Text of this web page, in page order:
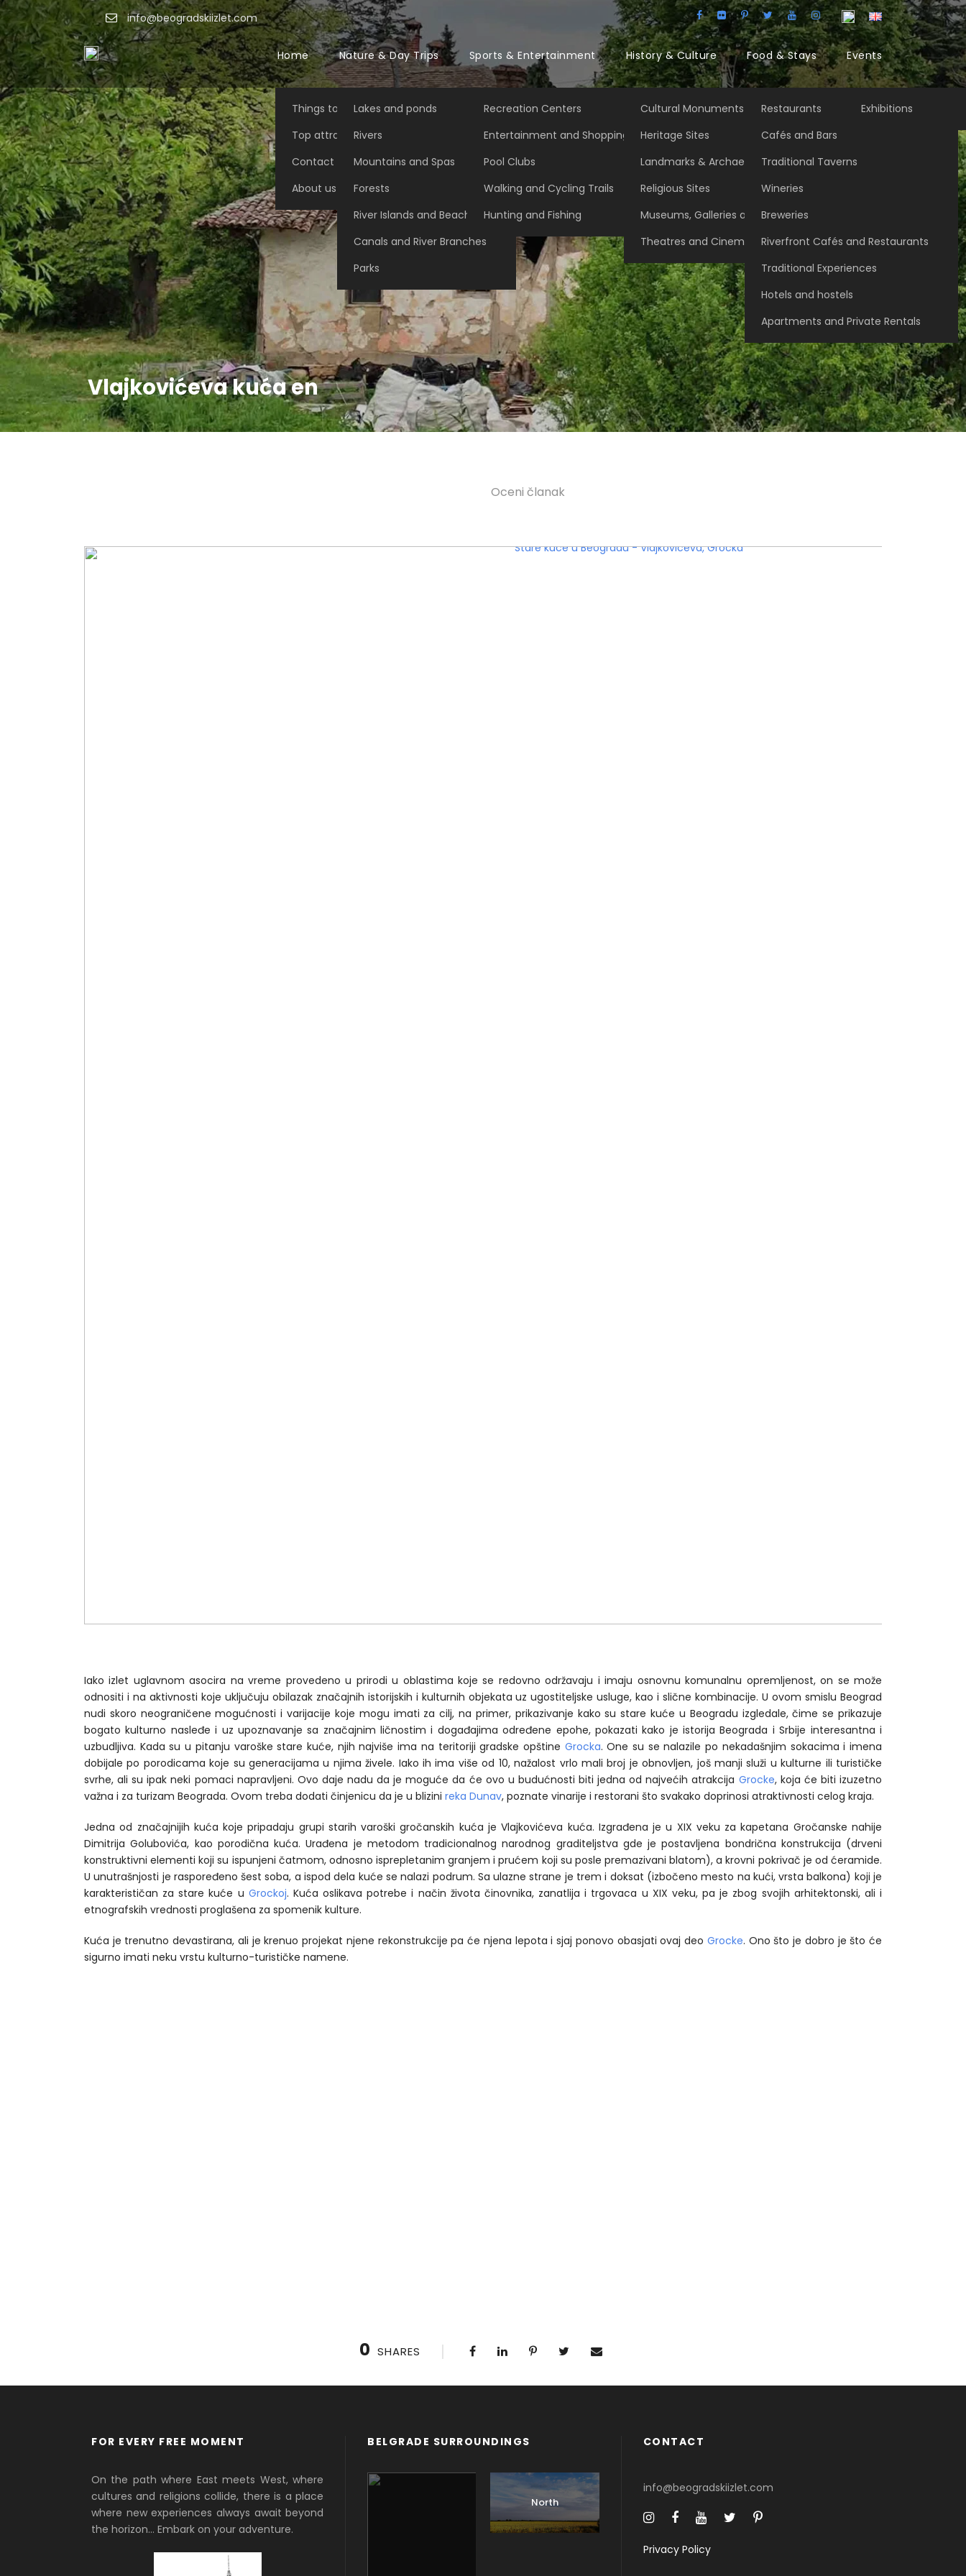
info@beogradskiizlet.com
Home
Things to Do in Belgrade
Top attractions in Belgrade
Contact
About us
Nature & Day Trips
Lakes and ponds
Rivers
Mountains and Spas
Forests
River Islands and Beaches
Canals and River Branches
Parks
Sports & Entertainment
Recreation Centers
Entertainment and Shopping
Pool Clubs
Walking and Cycling Trails
Hunting and Fishing
History & Culture
Cultural Monuments
Heritage Sites
Landmarks & Archaeology
Religious Sites
Museums, Galleries and Cultural Centers
Theatres and Cinemas
Food & Stays
Restaurants
Cafés and Bars
Traditional Taverns
Wineries
Breweries
Riverfront Cafés and Restaurants
Traditional Experiences
Hotels and hostels
Apartments and Private Rentals
Events
Exhibitions
Vlajkovićeva kuća en
Oceni članak
Iako izlet uglavnom asocira na vreme provedeno u prirodi u oblastima koje se redovno održavaju i imaju osnovnu komunalnu opremljenost, on se može
odnositi i na aktivnosti koje uključuju obilazak značajnih istorijskih i kulturnih objekata uz ugostiteljske usluge, kao i slične kombinacije. U ovom smislu Beograd
nudi skoro neograničene mogućnosti i varijacije koje mogu imati za cilj, na primer, prikazivanje kako su stare kuće u Beogradu izgledale, čime se prikazuje
bogato kulturno nasleđe i uz upoznavanje sa značajnim ličnostim i događajima određene epohe, pokazati kako je istorija Beograda i Srbije interesantna i
uzbudljiva. Kada su u pitanju varoške stare kuće, njih najviše ima na teritoriji gradske opštine Grocka. One su se nalazile po nekadašnjim sokacima i imena
dobijale po porodicama koje su generacijama u njima živele. Iako ih ima više od 10, nažalost vrlo mali broj je obnovljen, još manji služi u kulturne ili turističke
svrhe, ali su ipak neki pomaci napravljeni. Ovo daje nadu da je moguće da će ovo u budućnosti biti jedna od najvećih atrakcija Grocke, koja će biti izuzetno
važna i za turizam Beograda. Ovom treba dodati činjenicu da je u blizini reka Dunav, poznate vinarije i restorani što svakako doprinosi atraktivnosti celog kraja.
Jedna od značajnijih kuća koje pripadaju grupi starih varoški gročanskih kuća je Vlajkovićeva kuća. Izgrađena je u XIX veku za kapetana Gročanske nahije
Dimitrija Golubovića, kao porodična kuća. Urađena je metodom tradicionalnog narodnog graditeljstva gde je postavljena bondrična konstrukcija (drveni
konstruktivni elementi koji su ispunjeni čatmom, odnosno isprepletanim granjem i prućem koji su posle premazivani blatom), a krovni pokrivač je od ćeramide.
U unutrašnjosti je raspoređeno šest soba, a ispod dela kuće se nalazi podrum. Sa ulazne strane je trem i doksat (izbočeno mesto na kući, vrsta balkona) koji je
karakterističan za stare kuće u Grockoj. Kuća oslikava potrebe i način života činovnika, zanatlija i trgovaca u XIX veku, pa je zbog svojih arhitektonski, ali i
etnografskih vrednosti proglašena za spomenik kulture.
Kuća je trenutno devastirana, ali je krenuo projekat njene rekonstrukcije pa će njena lepota i sjaj ponovo obasjati ovaj deo Grocke. Ono što je dobro je što će
sigurno imati neku vrstu kulturno-turističke namene.
0 SHARES
FOR EVERY FREE MOMENT
On the path where East meets West, where
cultures and religions collide, there is a place
where new experiences always await beyond
the horizon… Embark on your adventure.
BELGRADE SURROUNDINGS
North
CONTACT
info@beogradskiizlet.com
Privacy Policy